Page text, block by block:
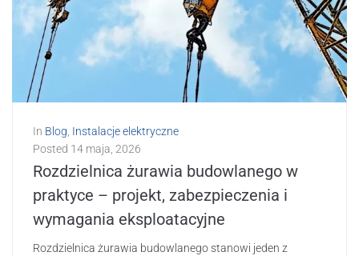
In Blog, Instalacje elektryczne
Posted 14 maja, 2026
Rozdzielnica żurawia budowlanego w
praktyce – projekt, zabezpieczenia i
wymagania eksploatacyjne
Rozdzielnica żurawia budowlanego stanowi jeden z